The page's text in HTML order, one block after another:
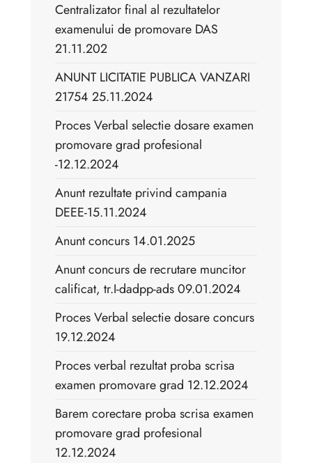
Centralizator final al rezultatelor
examenului de promovare DAS
21.11.202
ANUNT LICITATIE PUBLICA VANZARI
21754 25.11.2024
Proces Verbal selectie dosare examen
promovare grad profesional
-12.12.2024
Anunt rezultate privind campania
DEEE-15.11.2024
Anunt concurs 14.01.2025
Anunt concurs de recrutare muncitor
calificat, tr.I-dadpp-ads 09.01.2024
Proces Verbal selectie dosare concurs
19.12.2024
Proces verbal rezultat proba scrisa
examen promovare grad 12.12.2024
Barem corectare proba scrisa examen
promovare grad profesional
12.12.2024